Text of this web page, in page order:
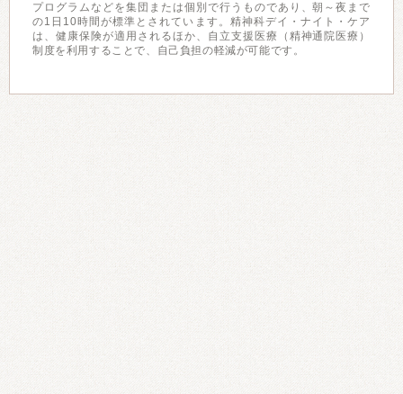
プログラムなどを集団または個別で行うものであり、朝～夜まで
の1日10時間が標準とされています。精神科デイ・ナイト・ケア
は、健康保険が適用されるほか、自立支援医療（精神通院医療）
制度を利用することで、自己負担の軽減が可能です。